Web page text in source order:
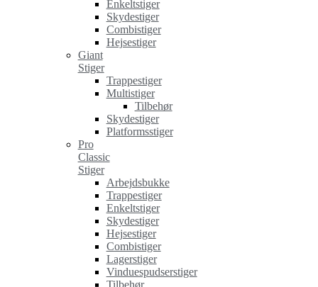
Enkeltstiger
Skydestiger
Combistiger
Hejsestiger
Giant
Stiger
Trappestiger
Multistiger
Tilbehør
Skydestiger
Platformsstiger
Pro
Classic
Stiger
Arbejdsbukke
Trappestiger
Enkeltstiger
Skydestiger
Hejsestiger
Combistiger
Lagerstiger
Vinduespudserstiger
Tilbehør